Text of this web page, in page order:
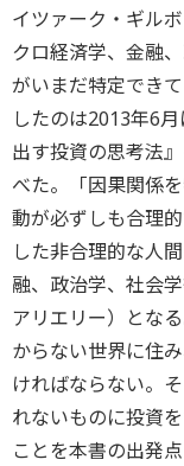
イツァーク・ギル
クロ経済学、金融
がいまだ特定でき
したのは2013年6
出す投資の思考法
べた。「因果関係
動が必ずしも合理
した非合理的な人
融、政治学、社会
アリエリー）とな
からない世界に住
ければならない。
れないものに投資
ことを本書の出発点